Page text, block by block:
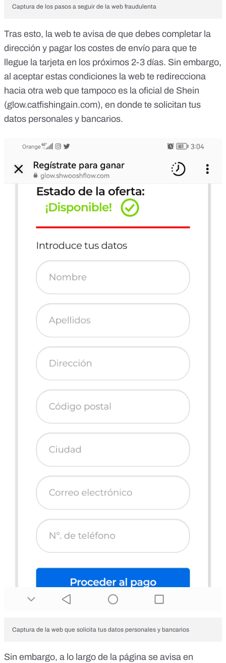
Captura de los pasos a seguir de la web fraudulenta
Tras esto, la web te avisa de que debes completar la
dirección y pagar los costes de envío para que te
llegue la tarjeta en los próximos 2-3 días. Sin embargo,
al aceptar estas condiciones la web te redirecciona
hacia otra web que tampoco es la oficial de Shein
(glow.catfishingain.com), en donde te solicitan tus
datos personales y bancarios.
Captura de la web que solicita tus datos personales y bancarios
Sin embargo, a lo largo de la página se avisa en